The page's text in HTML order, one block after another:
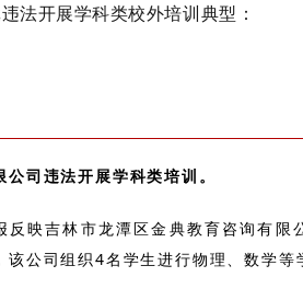
法开展学科类校外培训典型：
司违法开展学科类培训。
映吉林市龙潭区金典教育咨询有限
公司组织4名学生进行物理、数学等